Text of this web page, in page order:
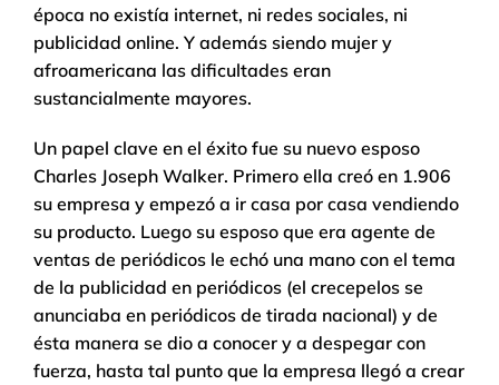
época no existía internet, ni redes sociales, ni
publicidad online. Y además siendo mujer y
afroamericana las dificultades eran
sustancialmente mayores.
Un papel clave en el éxito fue su nuevo esposo
Charles Joseph Walker. Primero ella creó en 1.906
su empresa y empezó a ir casa por casa vendiendo
su producto. Luego su esposo que era agente de
ventas de periódicos le echó una mano con el tema
de la publicidad en periódicos (el crecepelos se
anunciaba en periódicos de tirada nacional) y de
ésta manera se dio a conocer y a despegar con
fuerza, hasta tal punto que la empresa llegó a crear